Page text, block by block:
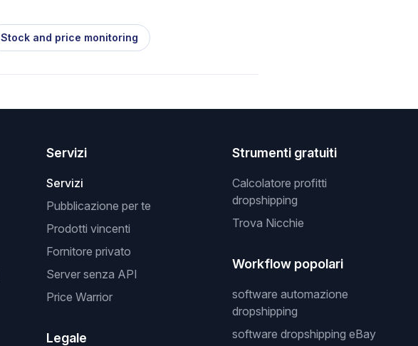
Stock and price monitoring
Servizi
Servizi
Pubblicazione per te
Prodotti vincenti
Fornitore privato
Server senza API
Price Warrior
Legale
Strumenti gratuiti
Calcolatore profitti
dropshipping
Trova Nicchie
Workflow popolari
software automazione
dropshipping
software dropshipping eBay